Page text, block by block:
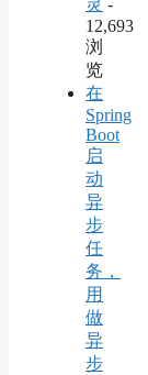
12,693
浏
览
在
Spring
Boot
启
动
异
步
任
务，
用
做
异
步